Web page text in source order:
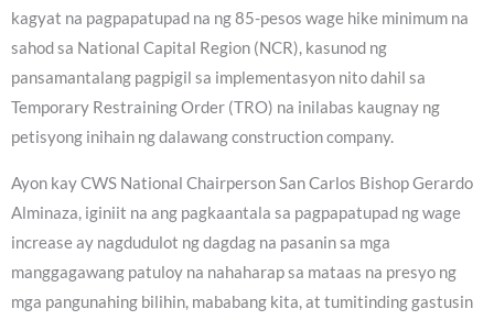
kagyat na pagpapatupad na ng 85-pesos wage hike minimum na
sahod sa National Capital Region (NCR), kasunod ng
pansamantalang pagpigil sa implementasyon nito dahil sa
Temporary Restraining Order (TRO) na inilabas kaugnay ng
petisyong inihain ng dalawang construction company.
Ayon kay CWS National Chairperson San Carlos Bishop Gerardo
Alminaza, iginiit na ang pagkaantala sa pagpapatupad ng wage
increase ay nagdudulot ng dagdag na pasanin sa mga
manggagawang patuloy na nahaharap sa mataas na presyo ng
mga pangunahing bilihin, mababang kita, at tumitinding gastusin